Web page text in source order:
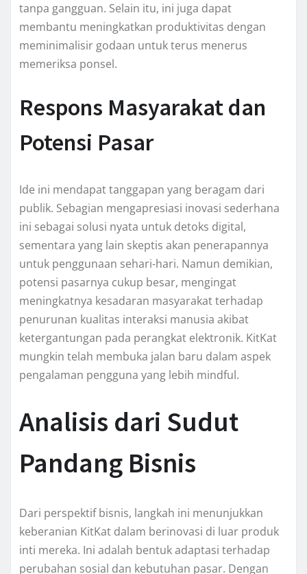
tanpa gangguan. Selain itu, ini juga dapat
membantu meningkatkan produktivitas dengan
meminimalisir godaan untuk terus menerus
memeriksa ponsel.
Respons Masyarakat dan
Potensi Pasar
Ide ini mendapat tanggapan yang beragam dari
publik. Sebagian mengapresiasi inovasi sederhana
ini sebagai solusi nyata untuk detoks digital,
sementara yang lain skeptis akan penerapannya
untuk penggunaan sehari-hari. Namun demikian,
potensi pasarnya cukup besar, mengingat
meningkatnya kesadaran masyarakat terhadap
penurunan kualitas interaksi manusia akibat
ketergantungan pada perangkat elektronik. KitKat
mungkin telah membuka jalan baru dalam aspek
pengalaman pengguna yang lebih mindful.
Analisis dari Sudut
Pandang Bisnis
Dari perspektif bisnis, langkah ini menunjukkan
keberanian KitKat dalam berinovasi di luar produk
inti mereka. Ini adalah bentuk adaptasi terhadap
perubahan sosial dan kebutuhan pasar. Dengan